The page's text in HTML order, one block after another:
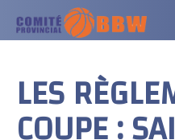
LES